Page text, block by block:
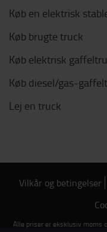
Køb en elektrisk
Køb brugte truck
Køb elektrisk
Køb diesel/gas-
Lej en truck
Vilkår og betingelser
Alle priser er eksklusiv moms